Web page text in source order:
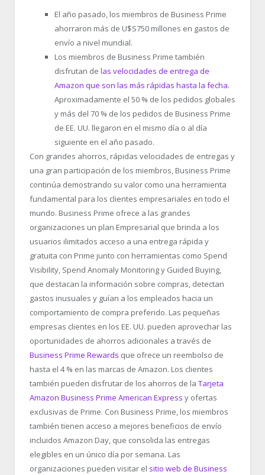
El año pasado, los miembros de Business Prime
ahorraron más de U$S750 millones en gastos de
envío a nivel mundial.
Los miembros de Business Prime también
disfrutan de las velocidades de entrega de
Amazon que son las más rápidas hasta la fecha.
Aproximadamente el 50 % de los pedidos globales
y más del 70 % de los pedidos de Business Prime
de EE. UU. llegaron en el mismo día o al día
siguiente en el año pasado.
Con grandes ahorros, rápidas velocidades de entregas y
una gran participación de los miembros, Business Prime
continúa demostrando su valor como una herramienta
fundamental para los clientes empresariales en todo el
mundo. Business Prime ofrece a las grandes
organizaciones un plan Empresarial que brinda a los
usuarios ilimitados acceso a una entrega rápida y
gratuita con Prime junto con herramientas como Spend
Visibility, Spend Anomaly Monitoring y Guided Buying,
que destacan la información sobre compras, detectan
gastos inusuales y guían a los empleados hacia un
comportamiento de compra preferido. Las pequeñas
empresas clientes en los EE. UU. pueden aprovechar las
oportunidades de ahorros adicionales a través de
Business Prime Rewards que ofrece un reembolso de
hasta el 4 % en las marcas de Amazon. Los clientes
también pueden disfrutar de los ahorros de la Tarjeta
Amazon Business Prime American Express y ofertas
exclusivas de Prime. Con Business Prime, los miembros
también tienen acceso a mejores beneficios de envío
incluidos Amazon Day, que consolida las entregas
elegibles en un único día por semana. Las
organizaciones pueden visitar el sitio web de Business